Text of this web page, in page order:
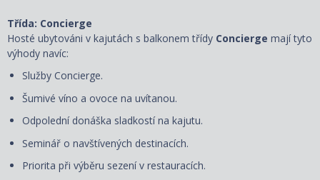
Třída: Concierge
Hosté ubytováni v kajutách s balkonem třídy Concierge mají tyto
výhody navíc:
Služby Concierge.
Šumivé víno a ovoce na uvítanou.
Odpolední donáška sladkostí na kajutu.
Seminář o navštívených destinacích.
Priorita při výběru sezení v restauracích.